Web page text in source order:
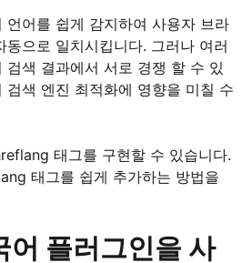
언어를 쉽게 감지하여 사용자 브라
동으로 일치시킵니다. 그러나 여러
검색 결과에서 서로 경쟁 할 수 있
검색 엔진 최적화에 영향을 미칠 수
태그를 구현할 수 있습니다.
태그를 쉽게 추가하는 방법을
어 플러그인을 사